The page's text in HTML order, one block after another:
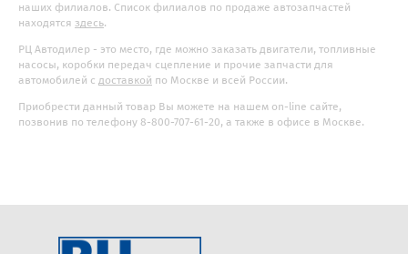
наших филиалов. Список филиалов по продаже автозапчастей
находятся здесь.
РЦ Автодилер - это место, где можно заказать двигатели, топливные
насосы, коробки передач сцепление и прочие запчасти для
автомобилей с доставкой по Москве и всей России.
Приобрести данный товар Вы можете на нашем on-line сайте,
позвонив по телефону 8-800-707-61-20, а также в офисе в Москве.